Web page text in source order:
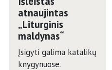
atnaujintas
„Liturginis
maldynas“
Įsigyti galima katalikų
knygynuose.